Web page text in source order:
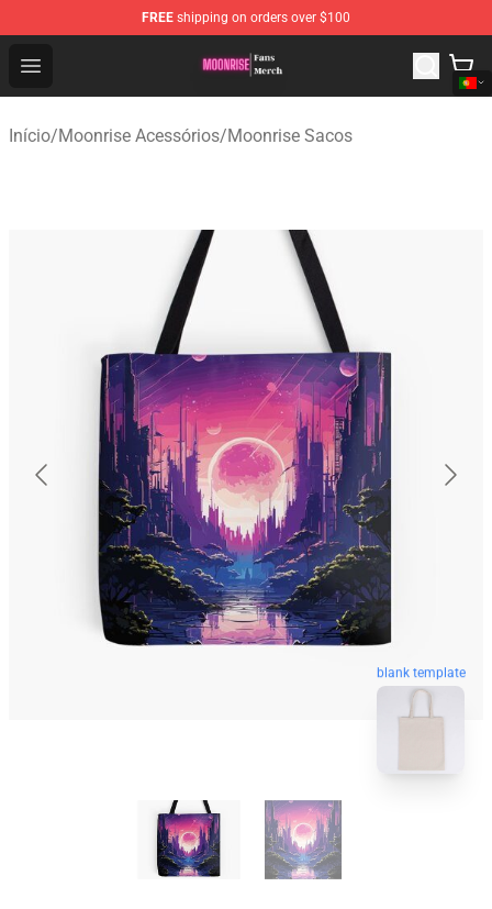
FREE shipping on orders over $100
Open menu
Moonrise Store - Official Moonrise Merchandise Shop
Início/Moonrise Acessórios/Moonrise Sacos
blank template